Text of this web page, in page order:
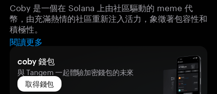
Coby 是一個在 Solana 上由社區驅動的 meme 代
幣，由充滿熱情的社區重新注入活力，象徵著包容性和
積極性。
閱讀更多
coby 錢包
與 Tangem 一起體驗加密錢包的未來
取得錢包